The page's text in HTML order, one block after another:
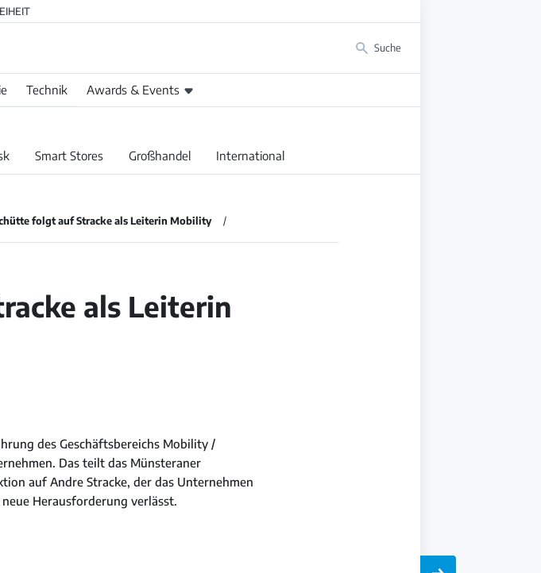
Suche
Technik Awards & Events
Smart Stores Großhandel International
folgt auf Stracke als Leiterin Mobility
als Leiterin
des Geschäftsbereichs Mobility /
Das teilt das Münsteraner
auf Andre Stracke, der das Unternehmen
Herausforderung verlässt.